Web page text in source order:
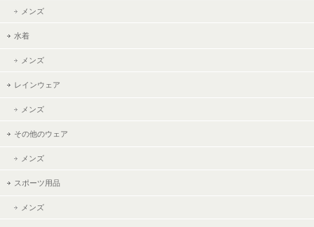
メンズ
水着
メンズ
レインウェア
メンズ
その他のウェア
メンズ
スポーツ用品
メンズ